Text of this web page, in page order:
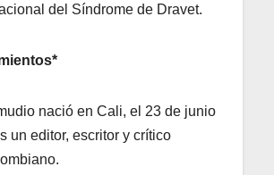
del Síndrome de Dravet.
nació en Cali, el 23 de junio
un editor, escritor y crítico